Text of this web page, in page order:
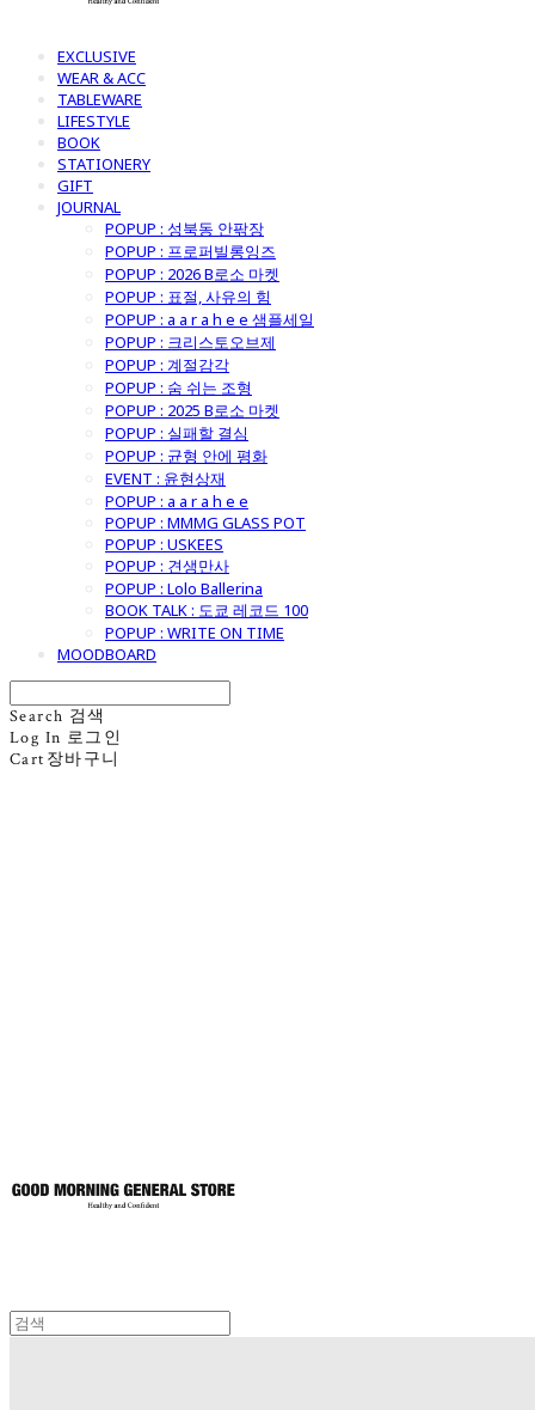
EXCLUSIVE
WEAR & ACC
TABLEWARE
LIFESTYLE
BOOK
STATIONERY
GIFT
JOURNAL
POPUP : 성북동 안팎장
POPUP : 프로퍼빌롱잉즈
POPUP : 2026 B로소 마켓
POPUP : 표절, 사유의 힘
POPUP : a a r a h e e 샘플세일
POPUP : 크리스토오브제
POPUP : 계절감각
POPUP : 숨 쉬는 조형
POPUP : 2025 B로소 마켓
POPUP : 실패할 결심
POPUP : 균형 안에 평화
EVENT : 윤현상재
POPUP : a a r a h e e
POPUP : MMMG GLASS POT
POPUP : USKEES
POPUP : 견생만사
POPUP : Lolo Ballerina
BOOK TALK : 도쿄 레코드 100
POPUP : WRITE ON TIME
MOODBOARD
Search 검색
Log In 로그인
Cart 장바구니